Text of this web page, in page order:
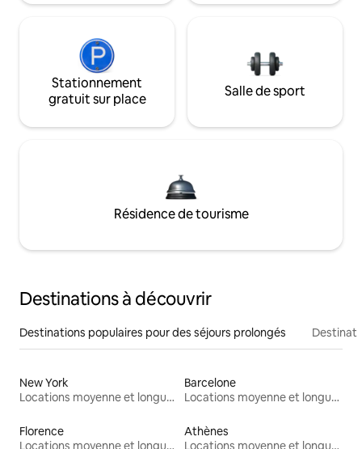
Stationnement
gratuit sur place
Salle de sport
Résidence de tourisme
Destinations à découvrir
Destinations populaires pour des séjours prolongés
New York
Locations moyenne et longue durée
Barcelone
Locations moyenne et longue durée
Florence
Locations moyenne et longue durée
Athènes
Locations moyenne et longue durée